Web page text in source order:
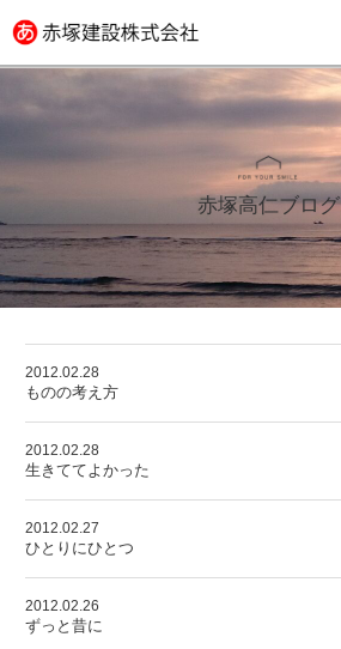
赤塚高仁ブログ
2012.02.28
ものの考え方
2012.02.28
生きててよかった
2012.02.27
ひとりにひとつ
2012.02.26
ずっと昔に